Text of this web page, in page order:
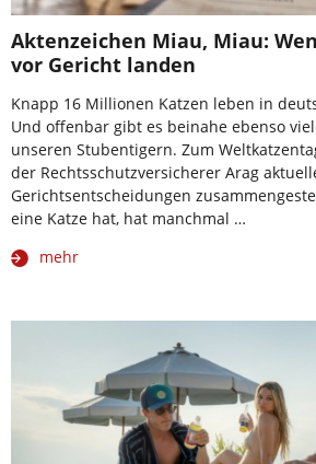
Aktenzeichen Miau, Miau:
vor Gericht landen
Knapp 16 Millionen Katzen leben in
Und offenbar gibt es beinahe ebenso
unseren Stubentigern. Zum
der Rechtsschutzversicherer Arag
Gerichtsentscheidungen
eine Katze hat, hat manchmal …
mehr